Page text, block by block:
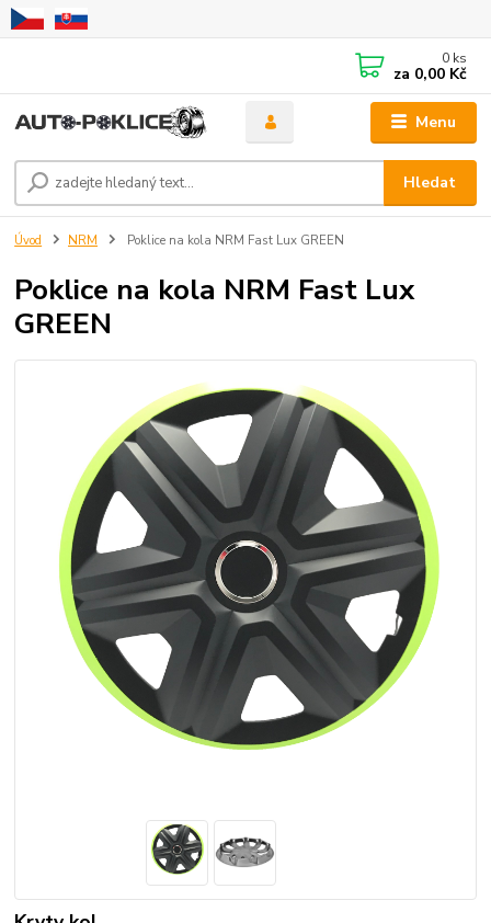
Menu
Hledat
0 ks
za 0,00 Kč
Úvod NRM Poklice na kola NRM Fast Lux GREEN
Poklice na kola NRM Fast Lux
GREEN